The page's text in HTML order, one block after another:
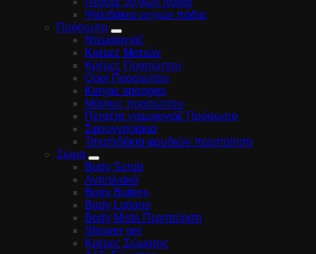
Ψαλιδάκια νυχιών πόδια
Πρόσωπο
Ντεμακιγιάζ
Κρέμες Ματιών
Κρέμες Προσώπου
Οροί Προσώπου
Konjac sponges
Μάσκες προσώπου
Πετσέτα ντεμακιγιάζ Πρόσωπο
Σφουγγαράκια
Τσιμπιδάκια φρυδιών περιποίηση
Σώμα
Body Scrub
Αντιηλιακά
Body Butters
Body Lotions
Body Mists Περιποίηση
Shower gel
Κρέμες Σώματος